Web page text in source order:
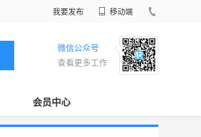
我要发布 移动端
微信公众号
查看更多工作
会员中心